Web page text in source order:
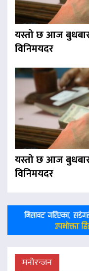
यस्तो छ आज
विनिमयदर
यस्तो छ आज
विनिमयदर
मनोरन्जन